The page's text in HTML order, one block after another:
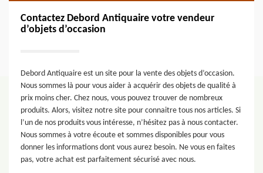
Contactez Debord Antiquaire votre vendeur
d’objets d’occasion
Debord Antiquaire est un site pour la vente des objets d’occasion.
Nous sommes là pour vous aider à acquérir des objets de qualité à
prix moins cher. Chez nous, vous pouvez trouver de nombreux
produits. Alors, visitez notre site pour connaitre tous nos articles. Si
l’un de nos produits vous intéresse, n’hésitez pas à nous contacter.
Nous sommes à votre écoute et sommes disponibles pour vous
donner les informations dont vous aurez besoin. Ne vous en faites
pas, votre achat est parfaitement sécurisé avec nous.